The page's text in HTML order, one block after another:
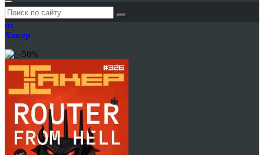
Годовая
подписка
на
Хакер
-50%